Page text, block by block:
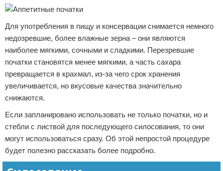
Для употребления в пищу и консервации снимается немного
недозревшие, более влажные зерна – они являются
наиболее мягкими, сочными и сладкими. Перезревшие
початки становятся менее мягкими, а часть сахара
превращается в крахмал, из-за чего срок хранения
увеличивается, но вкусовые качества значительно
снижаются.
Если запланировано использовать не только початки, но и
стебли с листвой для последующего силосования, то они
могут использоваться сразу. Об этой непростой процедуре
будет полезно рассказать более подробно.